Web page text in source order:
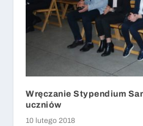
Wręczanie Stypendium
uczniów
10 lutego 2018